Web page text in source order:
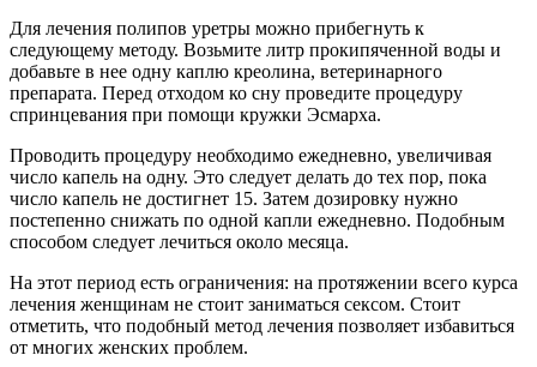
Для лечения полипов уретры можно прибегнуть к
следующему методу. Возьмите литр прокипяченной воды и
добавьте в нее одну каплю креолина, ветеринарного
препарата. Перед отходом ко сну проведите процедуру
спринцевания при помощи кружки Эсмарха.
Проводить процедуру необходимо ежедневно, увеличивая
число капель на одну. Это следует делать до тех пор, пока
число капель не достигнет 15. Затем дозировку нужно
постепенно снижать по одной капли ежедневно. Подобным
способом следует лечиться около месяца.
На этот период есть ограничения: на протяжении всего курса
лечения женщинам не стоит заниматься сексом. Стоит
отметить, что подобный метод лечения позволяет избавиться
от многих женских проблем.